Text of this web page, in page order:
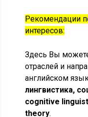
Рекомендации
интересов:
Здесь Вы
отраслей и
английском
лингвистика,
cognitive
theory.